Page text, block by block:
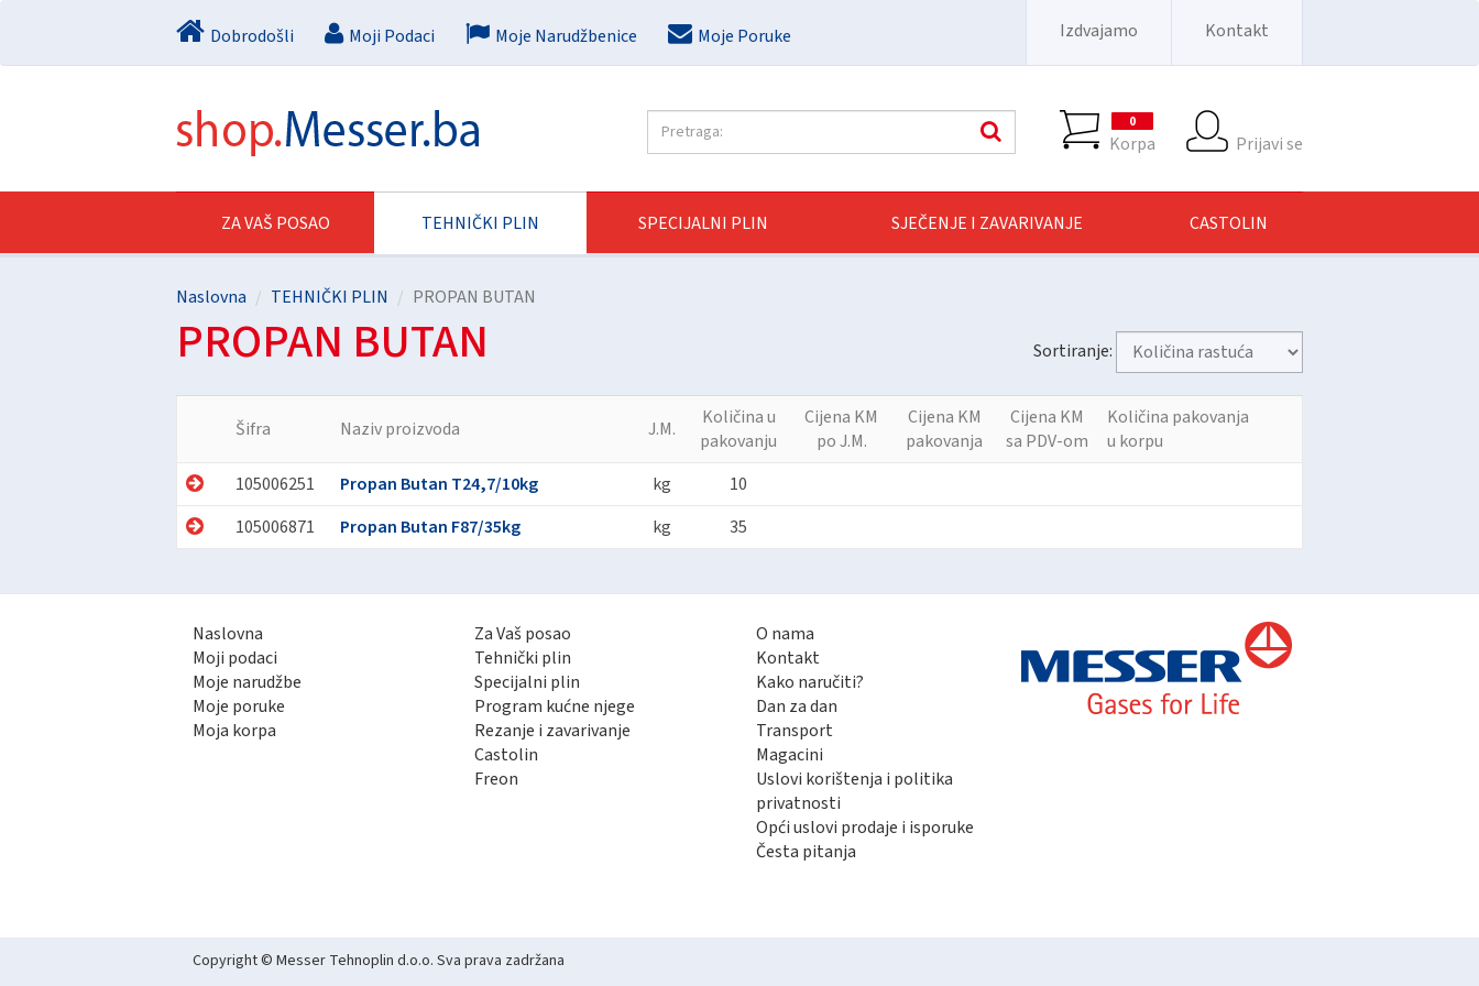
Dobrodošli Moji Podaci Moje Narudžbenice Moje Poruke Izdvajamo Kontakt
0
Korpa Prijavi se
Pretraga
ZA VAŠ POSAO TEHNIČKI PLIN SPECIJALNI PLIN SJEČENJE I ZAVARIVANJE CASTOLIN
Naslovna TEHNIČKI PLIN PROPAN BUTAN
Sortiranje:
PROPAN BUTAN
Šifra Naziv proizvoda J.M.
Količina u
pakovanju
Cijena KM
po J.M.
Cijena KM
pakovanja
Cijena KM
sa PDV-om
Količina pakovanja
u korpu
105006251
Propan Butan T24,7/10kg kg
10
105006871
Propan Butan F87/35kg kg 35
Naslovna
Moji podaci
Moje narudžbe
Moje poruke
Moja korpa
Za Vaš posao
Tehnički plin
Specijalni plin
Program kućne njege
Rezanje i zavarivanje
Castolin
Freon
O nama
Kontakt
Kako naručiti?
Dan za dan
Transport
Magacini
Uslovi korištenja i politika
privatnosti
Opći uslovi prodaje i isporuke
Česta pitanja
Copyright © Messer Tehnoplin d.o.o. Sva prava zadržana